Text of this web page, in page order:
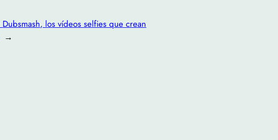
Dubsmash, los vídeos selfies que crean
→